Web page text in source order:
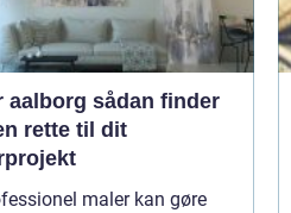
sådan finder
rette til dit
maler kan gøre